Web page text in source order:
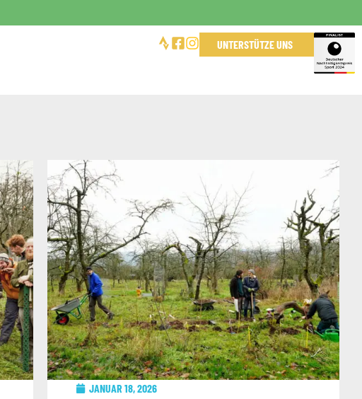
UNTERSTÜTZE UNS
JANUAR 18, 2026